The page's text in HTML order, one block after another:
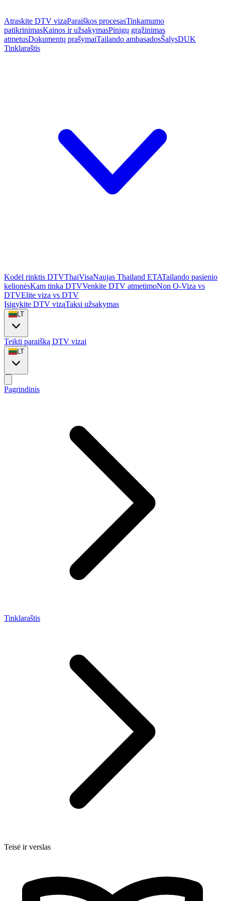
Atraskite DTV viząParaiškos procesasTinkamumo
patikrinimasKainos ir užsakymasPinigų grąžinimas
atmetusDokumentų prašymaiTailando ambasadosŠalysDUK
Tinklaraštis
Kodėl rinktis DTVThaiVisaNaujas Thailand ETATailando pasienio
kelionėsKam tinka DTVVenkite DTV atmetimoNon O-Viza vs
DTVElite viza vs DTV
Įsigykite DTV viząTaksi užsakymas
LT
Teikti paraišką DTV vizai
LT
Pagrindinis
Tinklaraštis
Teisė ir verslas